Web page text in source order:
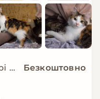
Дуже гарна киця в добрі руки! Безкоштовно